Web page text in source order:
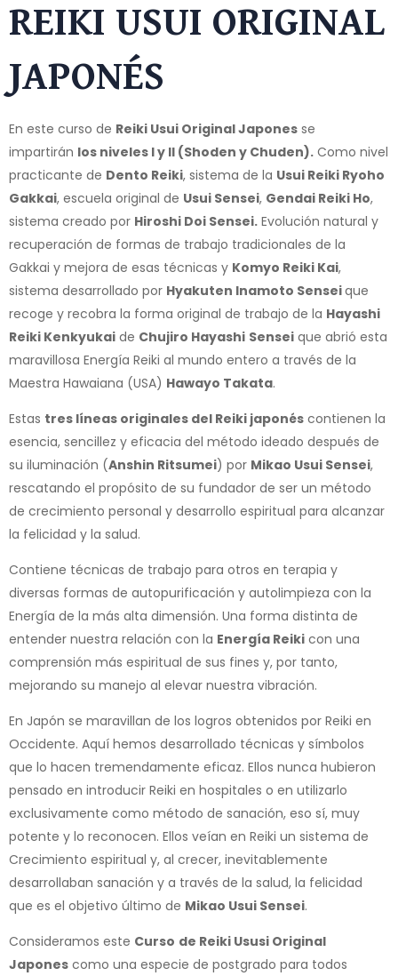
REIKI USUI ORIGINAL
JAPONÉS
En este curso de Reiki Usui Original Japones se
impartirán los niveles I y II (Shoden y Chuden). Como nivel
practicante de Dento Reiki, sistema de la Usui Reiki Ryoho
Gakkai, escuela original de Usui Sensei, Gendai Reiki Ho,
sistema creado por Hiroshi Doi Sensei. Evolución natural y
recuperación de formas de trabajo tradicionales de la
Gakkai y mejora de esas técnicas y Komyo Reiki Kai,
sistema desarrollado por Hyakuten Inamoto Senseique
recoge y recobra la forma original de trabajo de la Hayashi
Reiki Kenkyukai de Chujiro Hayashi Sensei que abrió esta
maravillosa Energía Reiki al mundo entero a través de la
Maestra Hawaiana (USA) Hawayo Takata.
Estas tres líneas originales del Reiki japonés contienen la
esencia, sencillez y eficacia del método ideado después de
su iluminación (Anshin Ritsumei) por Mikao Usui Sensei,
rescatando el propósito de su fundador de ser un método
de crecimiento personal y desarrollo espiritual para alcanzar
la felicidad y la salud.
Contiene técnicas de trabajo para otros en terapia y
diversas formas de autopurificación y autolimpieza con la
Energía de la más alta dimensión. Una forma distinta de
entender nuestra relación con la Energía Reiki con una
comprensión más espiritual de sus fines y, por tanto,
mejorando su manejo al elevar nuestra vibración.
En Japón se maravillan de los logros obtenidos por Reiki en
Occidente. Aquí hemos desarrollado técnicas y símbolos
que lo hacen tremendamente eficaz. Ellos nunca hubieron
pensado en introducir Reiki en hospitales o en utilizarlo
exclusivamente como método de sanación, eso sí, muy
potente y lo reconocen. Ellos veían en Reiki un sistema de
Crecimiento espiritual y, al crecer, inevitablemente
desarrollaban sanación y a través de la salud, la felicidad
que es el objetivo último de Mikao Usui Sensei.
Consideramos este Curso de Reiki Ususi Original
Japones como una especie de postgrado para todos